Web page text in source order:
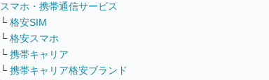
スマホ・携帯通信サービス
└ 格安SIM
└ 格安スマホ
└ 携帯キャリア
└ 携帯キャリア格安ブランド